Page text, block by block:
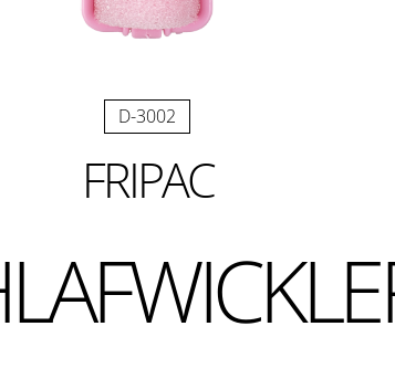
D-3002
FRIPAC